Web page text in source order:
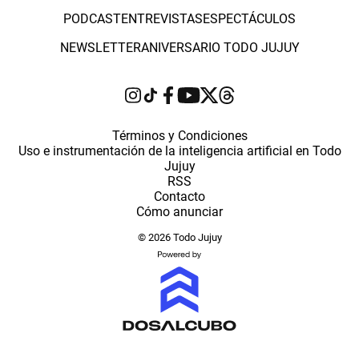
PODCASTENTREVISTASESPECTÁCULOS
NEWSLETTERANIVERSARIO TODO JUJUY
Términos y Condiciones
Uso e instrumentación de la inteligencia artificial en Todo
Jujuy
RSS
Contacto
Cómo anunciar
© 2026 Todo Jujuy